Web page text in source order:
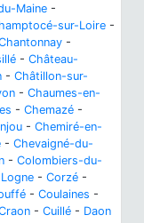
Maine -
sur-Loire -
-
- Château-
- Châtillon-sur-
- Chaumes-en-
- Chemazé -
- Chemiré-en-
- Chevaigné-du-
- Colombiers-du-
- Corzé -
- Coulaines -
- Cuillé - Daon